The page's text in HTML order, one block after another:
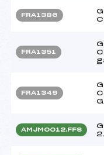
FRA1386
FRA1351
FRA1349
AMJM0012.FFS